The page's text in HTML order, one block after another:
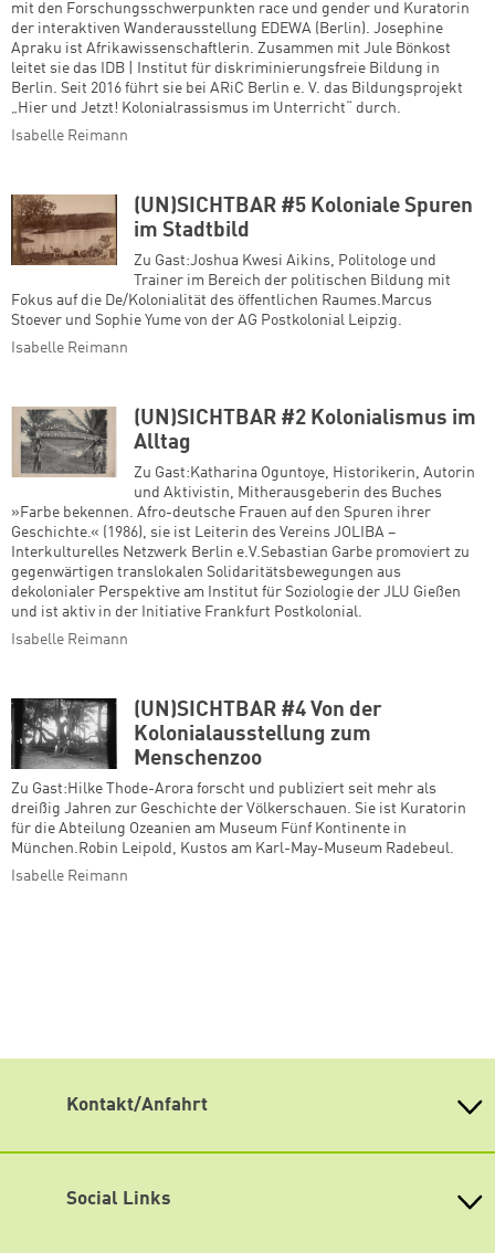
mit den Forschungsschwerpunkten race und gender und Kuratorin
der interaktiven Wanderausstellung EDEWA (Berlin). Josephine
Apraku ist Afrikawissenschaftlerin. Zusammen mit Jule Bönkost
leitet sie das IDB | Institut für diskriminierungsfreie Bildung in
Berlin. Seit 2016 führt sie bei ARiC Berlin e. V. das Bildungsprojekt
„Hier und Jetzt! Kolonialrassismus im Unterricht“ durch.
Isabelle Reimann
(UN)SICHTBAR #5 Koloniale Spuren
im Stadtbild
Zu Gast:Joshua Kwesi Aikins, Politologe und
Trainer im Bereich der politischen Bildung mit
Fokus auf die De/Kolonialität des öffentlichen Raumes.Marcus
Stoever und Sophie Yume von der AG Postkolonial Leipzig.
Isabelle Reimann
(UN)SICHTBAR #2 Kolonialismus im
Alltag
Zu Gast:Katharina Oguntoye, Historikerin, Autorin
und Aktivistin, Mitherausgeberin des Buches
»Farbe bekennen. Afro-deutsche Frauen auf den Spuren ihrer
Geschichte.« (1986), sie ist Leiterin des Vereins JOLIBA –
Interkulturelles Netzwerk Berlin e.V.Sebastian Garbe promoviert zu
gegenwärtigen translokalen Solidaritätsbewegungen aus
dekolonialer Perspektive am Institut für Soziologie der JLU Gießen
und ist aktiv in der Initiative Frankfurt Postkolonial.
Isabelle Reimann
(UN)SICHTBAR #4 Von der
Kolonialausstellung zum
Menschenzoo
Zu Gast:Hilke Thode-Arora forscht und publiziert seit mehr als
dreißig Jahren zur Geschichte der Völkerschauen. Sie ist Kuratorin
für die Abteilung Ozeanien am Museum Fünf Kontinente in
München.Robin Leipold, Kustos am Karl-May-Museum Radebeul.
Isabelle Reimann
weiter lesen Zum Warenkorb
Kontakt/Anfahrt
01097 Dresden
Social Links